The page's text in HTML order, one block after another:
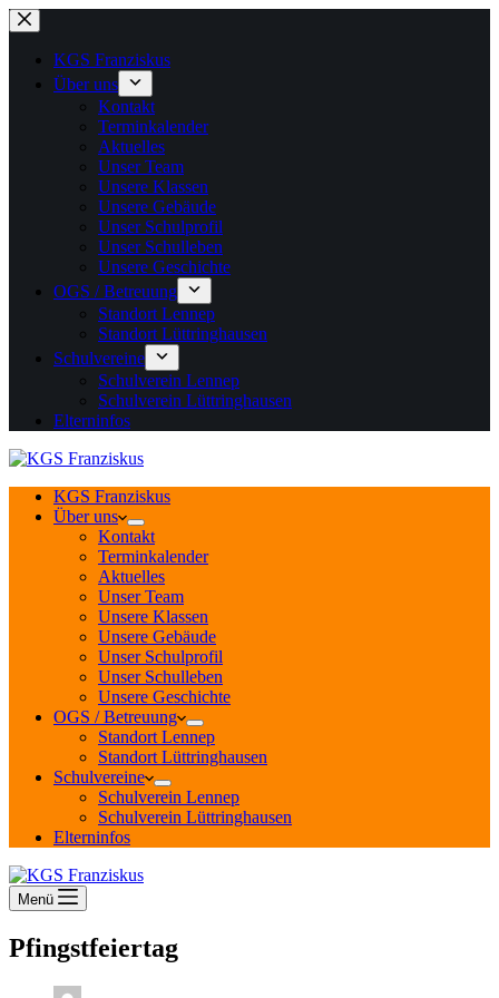
Zum
Inhalt
springenKGS Franziskus
Über uns
Kontakt
Terminkalender
Aktuelles
Unser Team
Unsere Klassen
Unsere Gebäude
Unser Schulprofil
Unser Schulleben
Unsere Geschichte
OGS / Betreuung
Standort Lennep
Standort Lüttringhausen
Schulvereine
Schulverein Lennep
Schulverein Lüttringhausen
Elterninfos
KGS Franziskus
Über uns
Kontakt
Terminkalender
Aktuelles
Unser Team
Unsere Klassen
Unsere Gebäude
Unser Schulprofil
Unser Schulleben
Unsere Geschichte
OGS / Betreuung
Standort Lennep
Standort Lüttringhausen
Schulvereine
Schulverein Lennep
Schulverein Lüttringhausen
Elterninfos
Menü
Pfingstfeiertag